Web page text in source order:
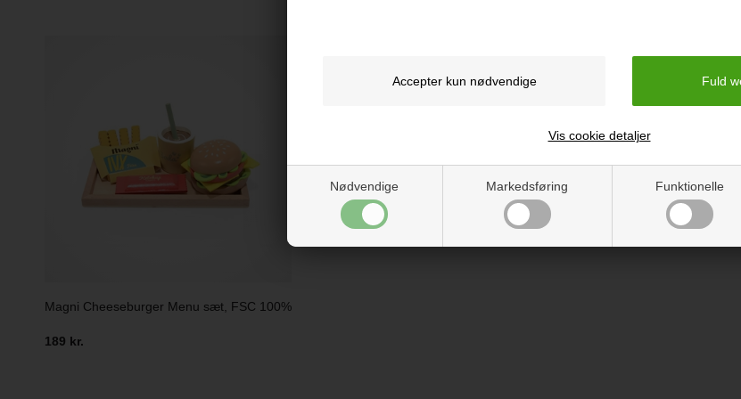
Nødvendige Markedsføring Funktionelle
Vis cookie detaljer
Magni Cheeseburger Menu sæt, FSC 100%
189 kr.